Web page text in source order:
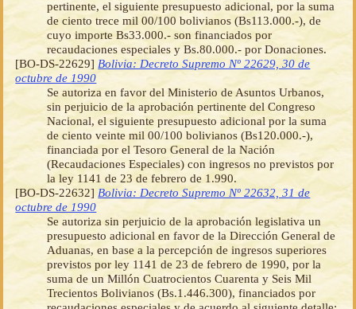
pertinente, el siguiente presupuesto adicional, por la suma
de ciento trece mil 00/100 bolivianos (Bs113.000.-), de
cuyo importe Bs33.000.- son financiados por
recaudaciones especiales y Bs.80.000.- por Donaciones.
[BO-DS-22629] Bolivia: Decreto Supremo Nº 22629, 30 de
octubre de 1990
Se autoriza en favor del Ministerio de Asuntos Urbanos,
sin perjuicio de la aprobación pertinente del Congreso
Nacional, el siguiente presupuesto adicional por la suma
de ciento veinte mil 00/100 bolivianos (Bs120.000.-),
financiada por el Tesoro General de la Nación
(Recaudaciones Especiales) con ingresos no previstos por
la ley 1141 de 23 de febrero de 1.990.
[BO-DS-22632] Bolivia: Decreto Supremo Nº 22632, 31 de
octubre de 1990
Se autoriza sin perjuicio de la aprobación legislativa un
presupuesto adicional en favor de la Dirección General de
Aduanas, en base a la percepción de ingresos superiores
previstos por ley 1141 de 23 de febrero de 1990, por la
suma de un Millón Cuatrocientos Cuarenta y Seis Mil
Trecientos Bolivianos (Bs.1.446.300), financiados por